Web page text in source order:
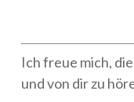
Ich freue mich,
und von dir zu